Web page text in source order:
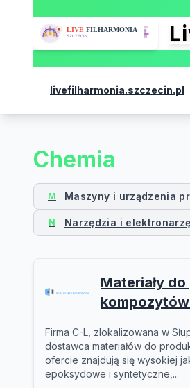
livefilharmonia.szczecin.pl
Chemia
M Maszyny i urządzenia
N Narzędzia i
Materiały
Firma C-L, zlokalizowana w
dostawca materiałów do
ofercie znajdują się wysokiej
epoksydowe i syntetyczne,...